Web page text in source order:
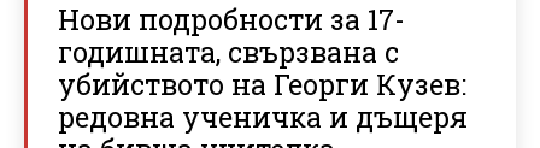
Нови подробности за 17-
годишната, свързвана с
убийството на Георги Кузев:
редовна ученичка и дъщеря